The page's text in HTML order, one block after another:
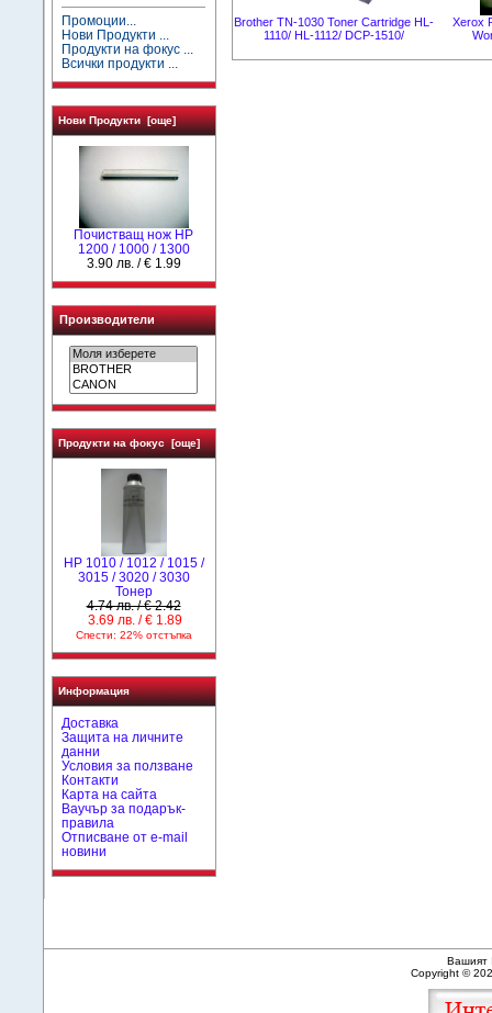
Промоции...
Нови Продукти ...
Продукти на фокус ...
Всички продукти ...
Нови Продукти [още]
Почистващ нож HP
1200 / 1000 / 1300
3.90 лв. / € 1.99
Производители
Продукти на фокус [още]
HP 1010 / 1012 / 1015 /
3015 / 3020 / 3030
Тонер
4.74 лв. / € 2.42
3.69 лв. / € 1.89
Спести: 22% отстъпка
Информация
Доставка
Защита на личните
данни
Условия за ползване
Контакти
Карта на сайта
Ваучър за подарък-
правила
Отписване от e-mail
новини
Brother TN-1030 Toner Cartridge HL-
1110/ HL-1112/ DCP-1510/
Xerox
Вашият
Copyright ©